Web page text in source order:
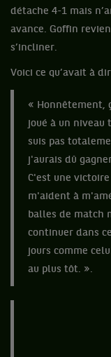
détache 4-1 mais
avance. Goffin
s’incliner.
Voici ce qu’avait à
« Honnêtement,
joué à un niveau
suis pas
j'aurais dû
C'est une
m'aident à
balles de match
continuer dans
jours comme
au plus tôt. ».